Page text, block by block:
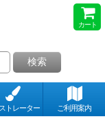
カート
検索
トレーター ご利用案内